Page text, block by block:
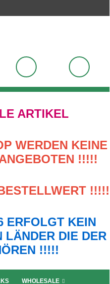
ARTIKEL
WERDEN KEINE
!!!!!
!!!!!
ERFOLGT KEIN
LÄNDER DIE DER
!!!!!
WHOLESALE